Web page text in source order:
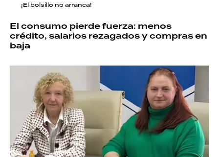
¡El bolsillo no arranca!
El consumo pierde fuerza: menos
crédito, salarios rezagados y compras en
baja